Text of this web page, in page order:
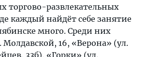
торгово-развлекательных
каждый найдёт себе занятие
много. Среди них
Молдавской, 16, «Верона» (ул.
33б), «Горки» (ул.